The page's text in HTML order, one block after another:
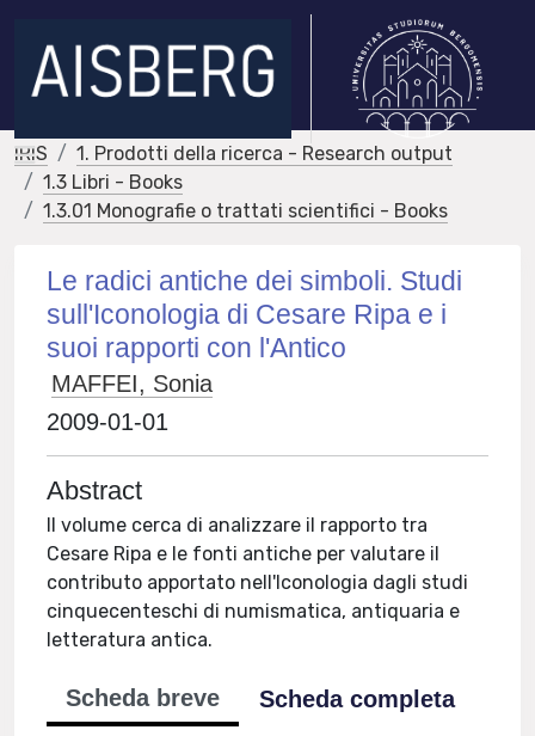
IRIS
1. Prodotti della ricerca - Research output
1.3 Libri - Books
1.3.01 Monografie o trattati scientifici - Books
Le radici antiche dei simboli. Studi
sull'Iconologia di Cesare Ripa e i
suoi rapporti con l'Antico
MAFFEI, Sonia
2009-01-01
Abstract
Il volume cerca di analizzare il rapporto tra
Cesare Ripa e le fonti antiche per valutare il
contributo apportato nell'Iconologia dagli studi
cinquecenteschi di numismatica, antiquaria e
letteratura antica.
Scheda breve
Scheda completa